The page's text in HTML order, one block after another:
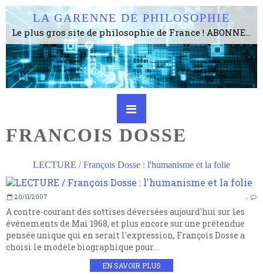
LA GARENNE DE PHILOSOPHIE
Le plus gros site de philosophie de France ! ABONNEZ-VOUS ! 4115 Articles, 1634 abonné·e·s, depuis 2006 . . . . . . . . 2 852 214 pages vues jusqu'à présent. Prestance et être apte à un plus grand nombre de choses.
FRANCOIS DOSSE
LECTURE / François Dosse : l'humanisme et la folie
20/11/2007 …
A contre-courant des sottises déversées aujourd'hui sur les
événements de Mai 1968, et plus encore sur une prétendue
pensée unique qui en serait l'expression, François Dosse a
choisi le modèle biographique pour...
EN SAVOIR PLUS